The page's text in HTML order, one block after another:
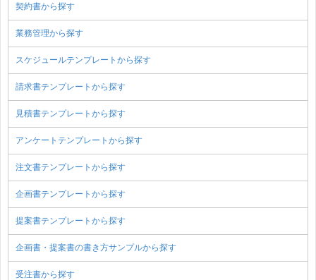
契約書から探す
業務管理から探す
スケジュールテンプレートから探す
請求書テンプレートから探す
見積書テンプレートから探す
アンケートテンプレートから探す
注文書テンプレートから探す
企画書テンプレートから探す
提案書テンプレートから探す
企画書・提案書の書き方サンプルから探す
受注書から探す